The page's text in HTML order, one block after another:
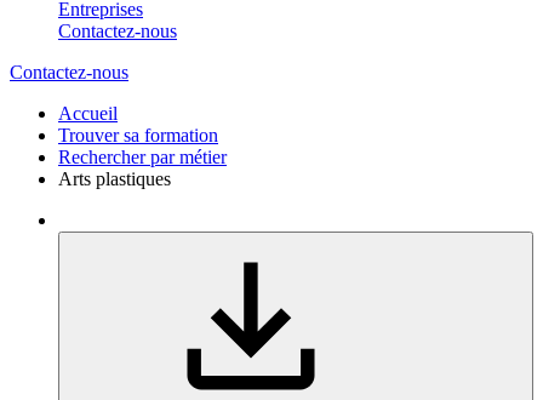
Entreprises
Contactez-nous
Contactez-nous
Accueil
Trouver sa formation
Rechercher par métier
Arts plastiques